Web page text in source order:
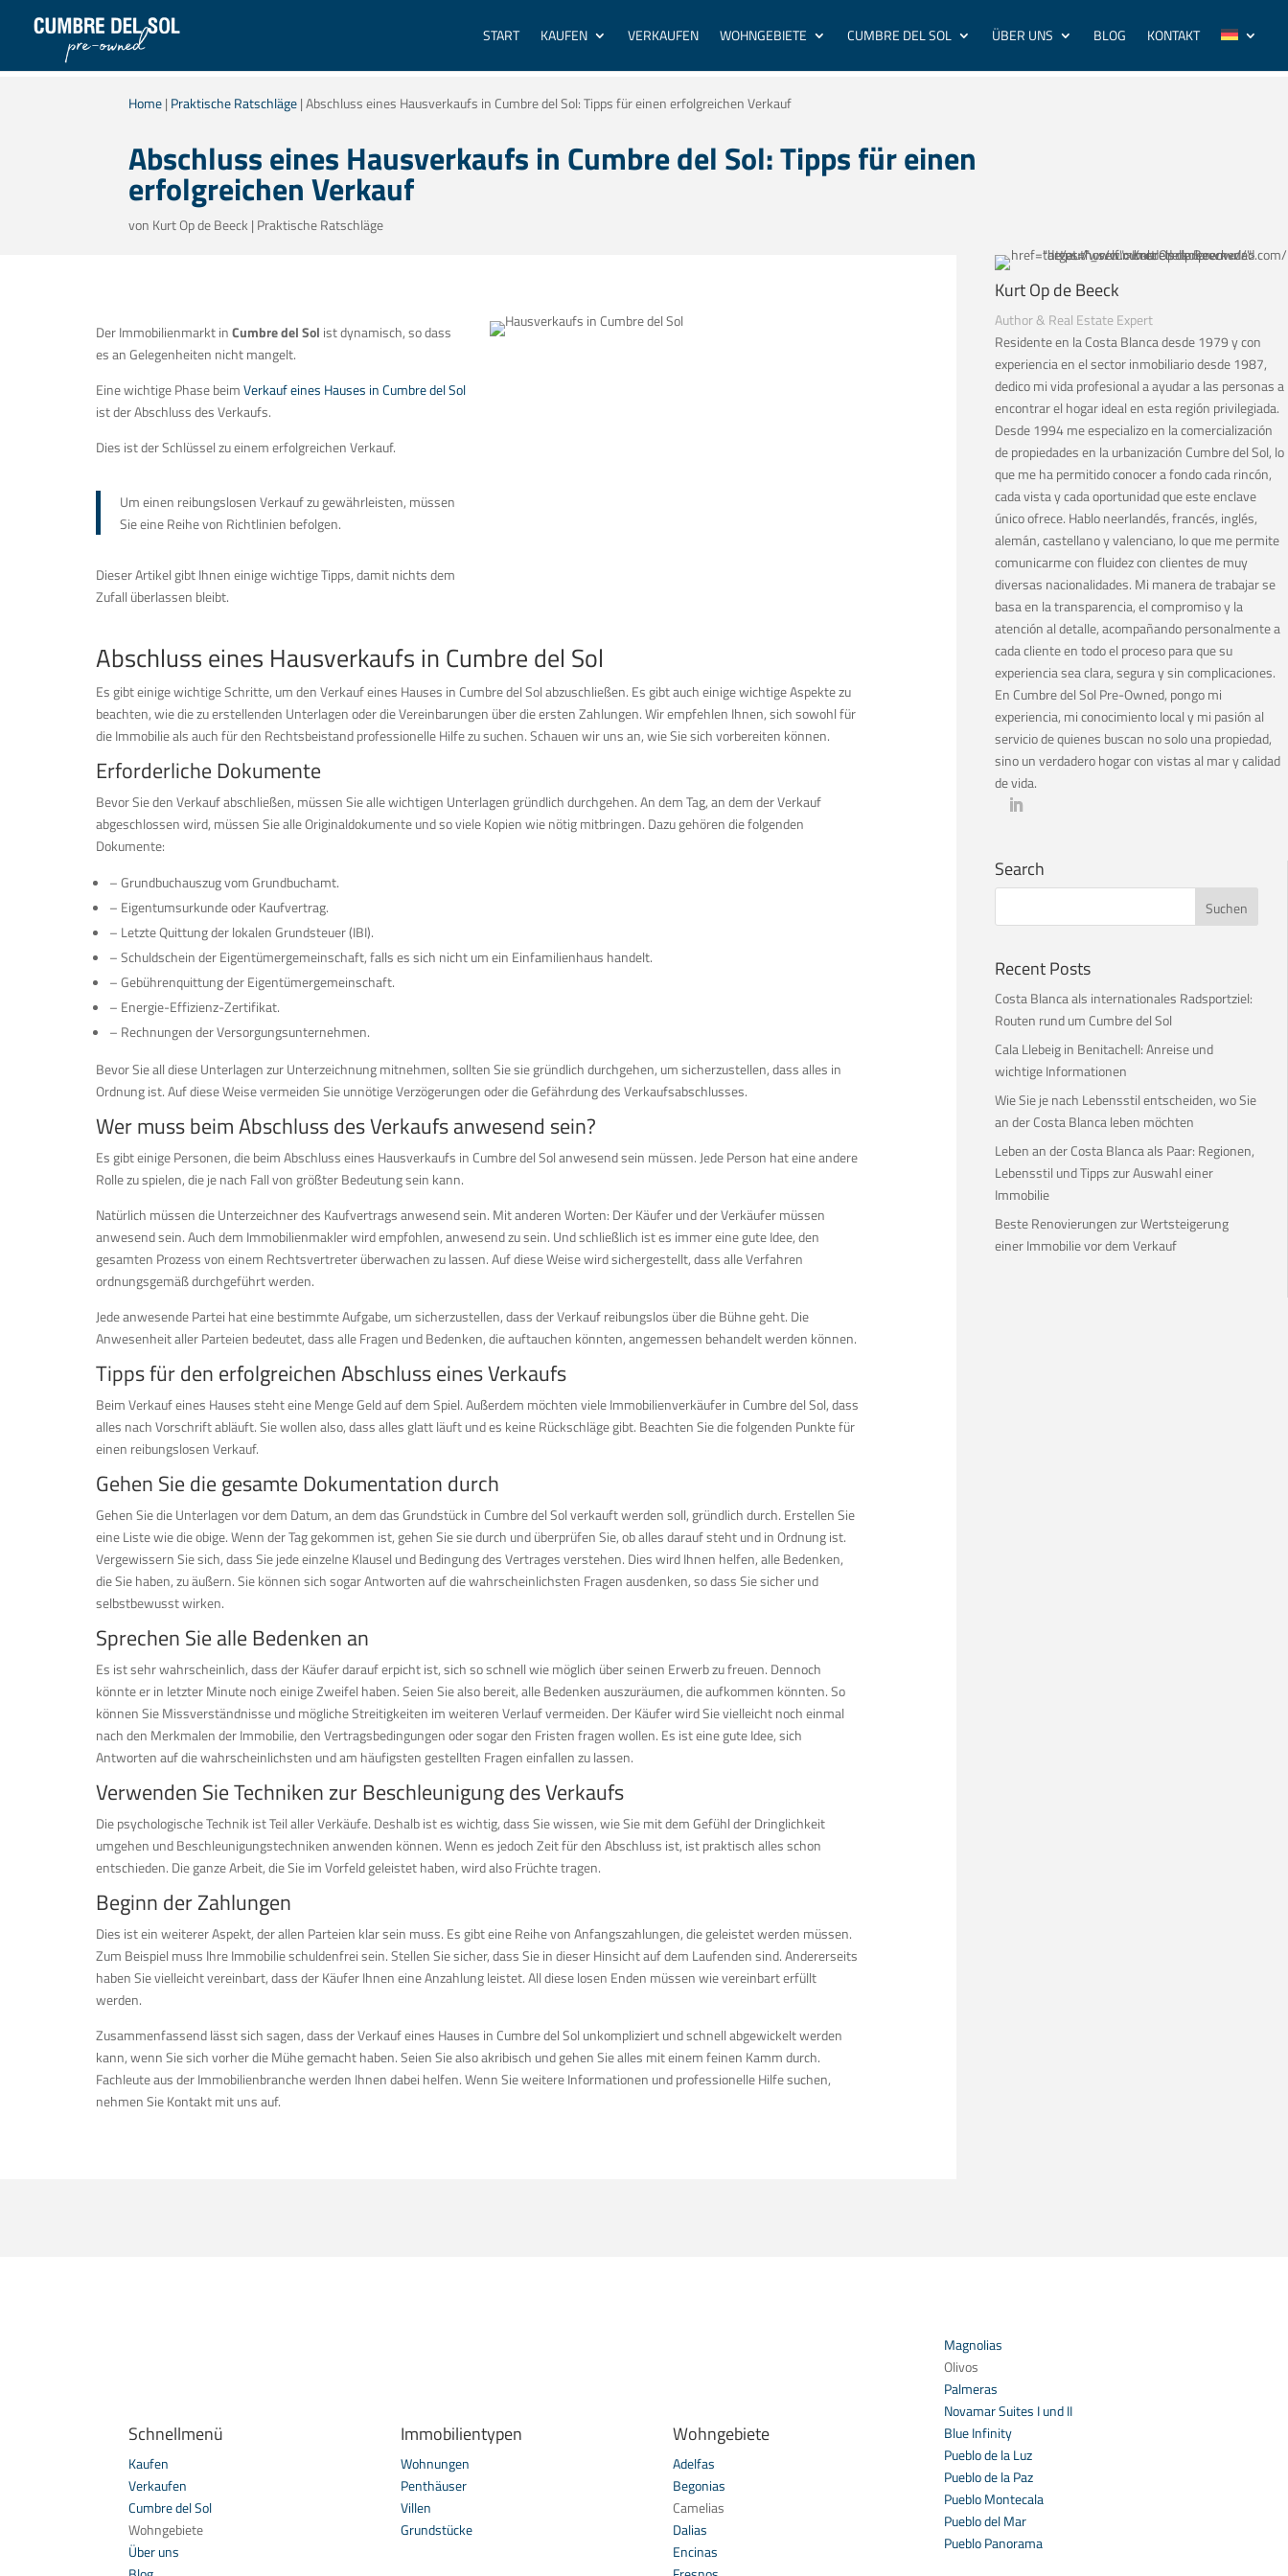
START KAUFEN VERKAUFEN WOHNGEBIETE CUMBRE DEL SOL ÜBER UNS BLOG KONTAKT
Home| Praktische Ratschläge|Abschluss eines Hausverkaufs in Cumbre del Sol: Tipps für einen erfolgreichen Verkauf
Abschluss eines Hausverkaufs in Cumbre del Sol: Tipps für einen
erfolgreichen Verkauf
von Kurt Op de Beeck | Praktische Ratschläge
Der Immobilienmarkt inCumbre del Sol ist dynamisch, so dass
es an Gelegenheiten nicht mangelt.
Eine wichtige Phase beimVerkauf eines Hauses in Cumbre del Sol
ist der Abschluss des Verkaufs.
Dies ist der Schlüssel zu einem erfolgreichen Verkauf.
Um einen reibungslosen Verkauf zu gewährleisten, müssen
Sie eine Reihe von Richtlinien befolgen.
Dieser Artikel gibt Ihnen einige wichtige Tipps, damit nichts dem
Zufall überlassen bleibt.
Abschluss eines Hausverkaufs in Cumbre del Sol
Es gibt einige wichtige Schritte, um den Verkauf eines Hauses in Cumbre del Sol abzuschließen. Es gibt auch einige wichtige Aspekte zu
beachten, wie die zu erstellenden Unterlagen oder die Vereinbarungen über die ersten Zahlungen. Wir empfehlen Ihnen, sich sowohl für
die Immobilie als auch für den Rechtsbeistand professionelle Hilfe zu suchen. Schauen wir uns an, wie Sie sich vorbereiten können.
Erforderliche Dokumente
Bevor Sie den Verkauf abschließen, müssen Sie alle wichtigen Unterlagen gründlich durchgehen. An dem Tag, an dem der Verkauf
abgeschlossen wird, müssen Sie alle Originaldokumente und so viele Kopien wie nötig mitbringen. Dazu gehören die folgenden
Dokumente:
– Grundbuchauszug vom Grundbuchamt.
– Eigentumsurkunde oder Kaufvertrag.
– Letzte Quittung der lokalen Grundsteuer (IBI).
– Schuldschein der Eigentümergemeinschaft, falls es sich nicht um ein Einfamilienhaus handelt.
– Gebührenquittung der Eigentümergemeinschaft.
– Energie-Effizienz-Zertifikat.
– Rechnungen der Versorgungsunternehmen.
Bevor Sie all diese Unterlagen zur Unterzeichnung mitnehmen, sollten Sie sie gründlich durchgehen, um sicherzustellen, dass alles in
Ordnung ist. Auf diese Weise vermeiden Sie unnötige Verzögerungen oder die Gefährdung des Verkaufsabschlusses.
Wer muss beim Abschluss des Verkaufs anwesend sein?
Es gibt einige Personen, die beim Abschluss eines Hausverkaufs in Cumbre del Sol anwesend sein müssen. Jede Person hat eine andere
Rolle zu spielen, die je nach Fall von größter Bedeutung sein kann.
Natürlich müssen die Unterzeichner des Kaufvertrags anwesend sein. Mit anderen Worten: Der Käufer und der Verkäufer müssen
anwesend sein. Auch dem Immobilienmakler wird empfohlen, anwesend zu sein. Und schließlich ist es immer eine gute Idee, den
gesamten Prozess von einem Rechtsvertreter überwachen zu lassen. Auf diese Weise wird sichergestellt, dass alle Verfahren
ordnungsgemäß durchgeführt werden.
Jede anwesende Partei hat eine bestimmte Aufgabe, um sicherzustellen, dass der Verkauf reibungslos über die Bühne geht. Die
Anwesenheit aller Parteien bedeutet, dass alle Fragen und Bedenken, die auftauchen könnten, angemessen behandelt werden können.
Tipps für den erfolgreichen Abschluss eines Verkaufs
Beim Verkauf eines Hauses steht eine Menge Geld auf dem Spiel. Außerdem möchten viele Immobilienverkäufer in Cumbre del Sol, dass
alles nach Vorschrift abläuft. Sie wollen also, dass alles glatt läuft und es keine Rückschläge gibt. Beachten Sie die folgenden Punkte für
einen reibungslosen Verkauf.
Gehen Sie die gesamte Dokumentation durch
Gehen Sie die Unterlagen vor dem Datum, an dem das Grundstück in Cumbre del Sol verkauft werden soll, gründlich durch. Erstellen Sie
eine Liste wie die obige. Wenn der Tag gekommen ist, gehen Sie sie durch und überprüfen Sie, ob alles darauf steht und in Ordnung ist.
Vergewissern Sie sich, dass Sie jede einzelne Klausel und Bedingung des Vertrages verstehen. Dies wird Ihnen helfen, alle Bedenken,
die Sie haben, zu äußern. Sie können sich sogar Antworten auf die wahrscheinlichsten Fragen ausdenken, so dass Sie sicher und
selbstbewusst wirken.
Sprechen Sie alle Bedenken an
Es ist sehr wahrscheinlich, dass der Käufer darauf erpicht ist, sich so schnell wie möglich über seinen Erwerb zu freuen. Dennoch
könnte er in letzter Minute noch einige Zweifel haben. Seien Sie also bereit, alle Bedenken auszuräumen, die aufkommen könnten. So
können Sie Missverständnisse und mögliche Streitigkeiten im weiteren Verlauf vermeiden. Der Käufer wird Sie vielleicht noch einmal
nach den Merkmalen der Immobilie, den Vertragsbedingungen oder sogar den Fristen fragen wollen. Es ist eine gute Idee, sich
Antworten auf die wahrscheinlichsten und am häufigsten gestellten Fragen einfallen zu lassen.
Verwenden Sie Techniken zur Beschleunigung des Verkaufs
Die psychologische Technik ist Teil aller Verkäufe. Deshalb ist es wichtig, dass Sie wissen, wie Sie mit dem Gefühl der Dringlichkeit
umgehen und Beschleunigungstechniken anwenden können. Wenn es jedoch Zeit für den Abschluss ist, ist praktisch alles schon
entschieden. Die ganze Arbeit, die Sie im Vorfeld geleistet haben, wird also Früchte tragen.
Beginn der Zahlungen
Dies ist ein weiterer Aspekt, der allen Parteien klar sein muss. Es gibt eine Reihe von Anfangszahlungen, die geleistet werden müssen.
Zum Beispiel muss Ihre Immobilie schuldenfrei sein. Stellen Sie sicher, dass Sie in dieser Hinsicht auf dem Laufenden sind. Andererseits
haben Sie vielleicht vereinbart, dass der Käufer Ihnen eine Anzahlung leistet. All diese losen Enden müssen wie vereinbart erfüllt
werden.
Zusammenfassend lässt sich sagen, dass der Verkauf eines Hauses in Cumbre del Sol unkompliziert und schnell abgewickelt werden
kann, wenn Sie sich vorher die Mühe gemacht haben. Seien Sie also akribisch und gehen Sie alles mit einem feinen Kamm durch.
Fachleute aus der Immobilienbranche werden Ihnen dabei helfen. Wenn Sie weitere Informationen und professionelle Hilfe suchen,
nehmen Sie Kontakt mit uns auf.
Kurt Op de Beeck
Author & Real Estate Expert
Residente en la Costa Blanca desde 1979 y con
experiencia en el sector inmobiliario desde 1987,
dedico mi vida profesional a ayudar a las personas a
encontrar el hogar ideal en esta región privilegiada.
Desde 1994 me especializo en la comercialización
de propiedades en la urbanización Cumbre del Sol, lo
que me ha permitido conocer a fondo cada rincón,
cada vista y cada oportunidad que este enclave
único ofrece. Hablo neerlandés, francés, inglés,
alemán, castellano y valenciano, lo que me permite
comunicarme con fluidez con clientes de muy
diversas nacionalidades. Mi manera de trabajar se
basa en la transparencia, el compromiso y la
atención al detalle, acompañando personalmente a
cada cliente en todo el proceso para que su
experiencia sea clara, segura y sin complicaciones.
En Cumbre del Sol Pre-Owned, pongo mi
experiencia, mi conocimiento local y mi pasión al
servicio de quienes buscan no solo una propiedad,
sino un verdadero hogar con vistas al mar y calidad
de vida.
Search
Recent Posts
Costa Blanca als internationales Radsportziel:
Routen rund um Cumbre del Sol
Cala Llebeig in Benitachell: Anreise und
wichtige Informationen
Wie Sie je nach Lebensstil entscheiden, wo Sie
an der Costa Blanca leben möchten
Leben an der Costa Blanca als Paar: Regionen,
Lebensstil und Tipps zur Auswahl einer
Immobilie
Beste Renovierungen zur Wertsteigerung
einer Immobilie vor dem Verkauf
Schnellmenü
Kaufen
Verkaufen
Cumbre del Sol
Wohngebiete
Über uns
Immobilientypen
Wohnungen
Penthäuser
Villen
Grundstücke
Wohngebiete
Adelfas
Begonias
Camelias
Dalias
Encinas
Magnolias
Olivos
Palmeras
Novamar Suites I und II
Blue Infinity
Pueblo de la Luz
Pueblo de la Paz
Pueblo Montecala
Pueblo del Mar
Pueblo Panorama